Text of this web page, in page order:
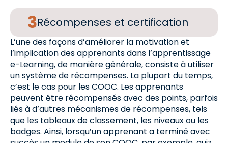
Récompenses et certification
L’une des façons d’améliorer la motivation et
l’implication des apprenants dans l’apprentissage
e-Learning, de manière générale, consiste à utiliser
un système de récompenses. La plupart du temps,
c’est le cas pour les COOC. Les apprenants
peuvent être récompensés avec des points, parfois
liés à d’autres mécanismes de récompenses, tels
que les tableaux de classement, les niveaux ou les
badges. Ainsi, lorsqu’un apprenant a terminé avec